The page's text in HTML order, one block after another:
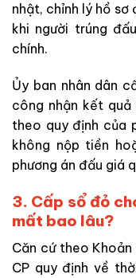
nhật, chỉnh lý hồ sơ
khi người trúng
chính.
Ủy ban nhân dân
công nhận kết
theo quy định của
không nộp tiền
phương án đấu giá
3. Cấp sổ đỏ
mất bao lâu?
Căn cứ theo
CP quy định về